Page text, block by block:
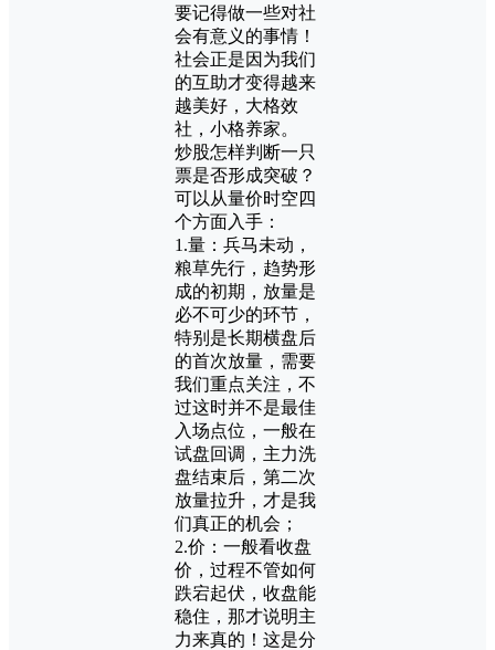
要记得做一些对社
会有意义的事情！
社会正是因为我们
的互助才变得越来
越美好，大格效
社，小格养家。
炒股怎样判断一只
票是否形成突破？
可以从量价时空四
个方面入手：
1.量：兵马未动，
粮草先行，趋势形
成的初期，放量是
必不可少的环节，
特别是长期横盘后
的首次放量，需要
我们重点关注，不
过这时并不是最佳
入场点位，一般在
试盘回调，主力洗
盘结束后，第二次
放量拉升，才是我
们真正的机会；
2.价：一般看收盘
价，过程不管如何
跌宕起伏，收盘能
稳住，那才说明主
力来真的！这是分